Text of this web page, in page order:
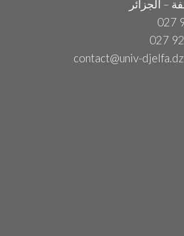
contact@univ-djelfa.dz